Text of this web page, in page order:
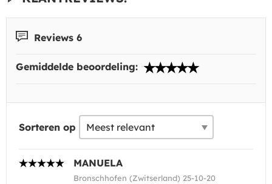
Reviews 6
Gemiddelde beoordeling:
Sorteren op
MANUELA
Bronschhofen (Zwitserland) 25-10-20